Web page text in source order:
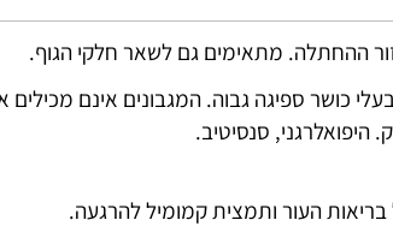
ההחתלה. מתאימים גם לשאר חלקי הגוף.
כושר ספיגה גבוה. המגבונים אינם מכילים
היפואלרגני, סנסיטיב.